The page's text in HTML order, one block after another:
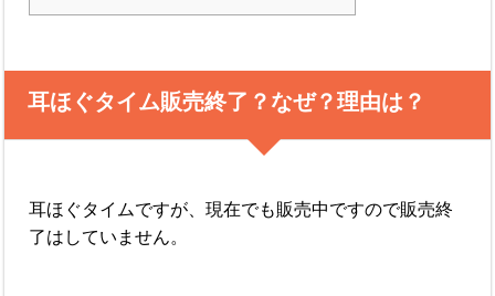
耳ほぐタイム販売終了？なぜ？理由は？
耳ほぐタイムですが、現在でも販売中ですので販売終
了はしていません。